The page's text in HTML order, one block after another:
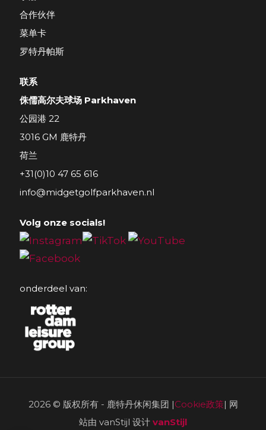
合作伙伴
菜单卡
罗特丹帕斯
联系
侏儒高尔夫球场 Parkhaven
公园港 22
3016 GM 鹿特丹
荷兰
+31(0)10 47 65 616
info@midgetgolfparkhaven.nl
Volg onze socials!
onderdeel van:
2026 © 版权所有 - 鹿特丹休闲集团 |Cookie政策| 网
站由 vanStijl 设计 vanStijl